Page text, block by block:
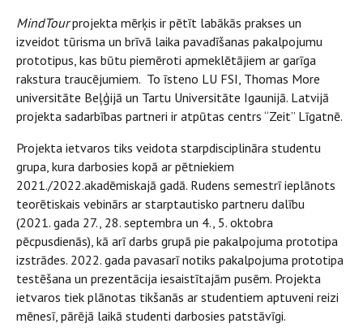
MindTourprojekta mērķis ir pētīt labākās prakses un
izveidot tūrisma un brīvā laika pavadīšanas pakalpojumu
prototipus, kas būtu piemēroti apmeklētājiem ar garīga
rakstura traucējumiem. To īsteno LU FSI, Thomas More
universitāte Beļģijā un Tartu Universitāte Igaunijā. Latvijā
projekta sadarbības partneri ir atpūtas centrs “Zeit” Līgatnē.
Projekta ietvaros tiks veidota starpdisciplināra studentu
grupa, kura darbosies kopā ar pētniekiem
2021./2022.akadēmiskajā gadā. Rudens semestrī ieplānots
teorētiskais vebinārs ar starptautisko partneru dalību
(2021. gada 27., 28. septembra un 4., 5. oktobra
pēcpusdienās), kā arī darbs grupā pie pakalpojuma prototipa
izstrādes. 2022. gada pavasarī notiks pakalpojuma prototipa
testēšana un prezentācija iesaistītajām pusēm. Projekta
ietvaros tiek plānotas tikšanās ar studentiem aptuveni reizi
mēnesī, pārējā laikā studenti darbosies patstāvīgi.